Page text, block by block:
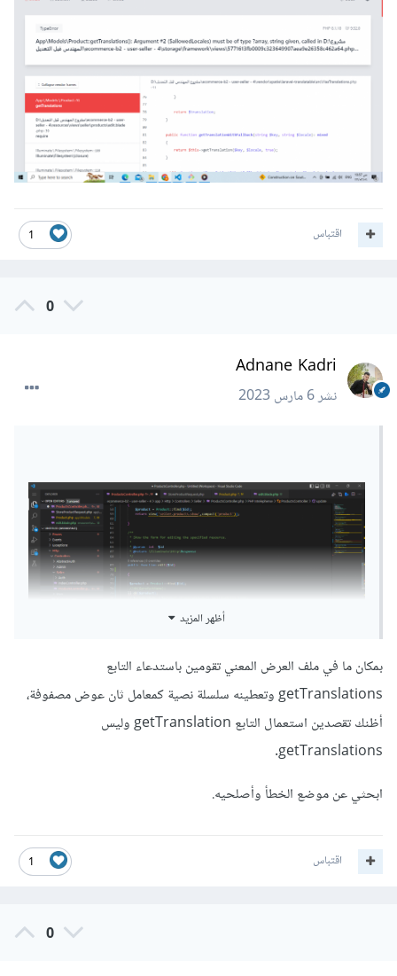
1 اقتباس
0
Adnane Kadri
نشر6 مارس 2023
أظهر المزيد
بمكان ما في ملف العرض المعني تقومين باستدعاء التابع
getTranslations وتعطينه سلسلة نصية كمعامل ثان عوض مصفوفة،
أظنك تقصدين استعمال التابع getTranslation وليس
getTranslations.
ابحثي عن موضع الخطأ وأصلحيه.
1 اقتباس
0